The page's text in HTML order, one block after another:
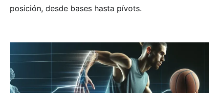
posición, desde bases hasta pívots.